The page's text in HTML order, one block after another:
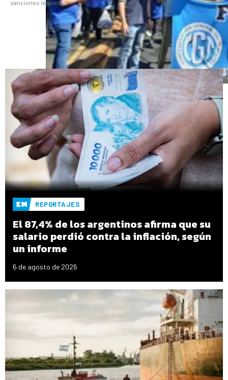
sanciones legales.
REPORTAJES
El 87,4% de los argentinos afirma que su
salario perdió contra la inflación, según
un informe
6 de agosto de 2026